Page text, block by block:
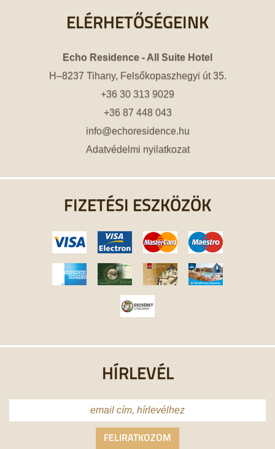
ELÉRHETŐSÉGEINK
Echo Residence - All Suite Hotel
H–8237 Tihany, Felsőkopaszhegyi út 35.
+36 30 313 9029
+36 87 448 043
info@echoresidence.hu
Adatvédelmi nyilatkozat
FIZETÉSI ESZKÖZÖK
HÍRLEVÉL
FELIRATKOZOM